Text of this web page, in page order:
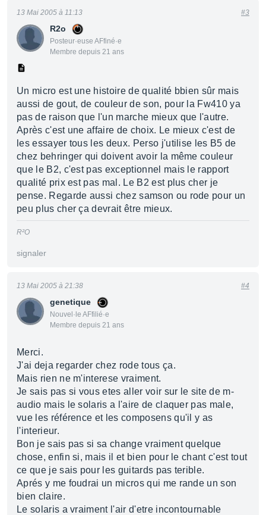
R2o
Posteur·euse AFfiné·e
Membre depuis 21 ans
13 Mai 2005 à 11:13 #3
Un micro est une histoire de qualité bbien sûr mais
aussi de gout, de couleur de son, pour la Fw410 ya
pas de raison que l'un marche mieux que l'autre.
Après c'est une affaire de choix. Le mieux c'est de
les essayer tous les deux. Perso j'utilise les B5 de
chez behringer qui doivent avoir la même couleur
que le B2, c'est pas exceptionnel mais le rapport
qualité prix est pas mal. Le B2 est plus cher je
pense. Regarde aussi chez samson ou rode pour un
peu plus cher ça devrait être mieux.
R²O
signaler
genetique
Nouvel·le AFfilié·e
Membre depuis 21 ans
13 Mai 2005 à 21:38 #4
Merci.
J'ai deja regarder chez rode tous ça.
Mais rien ne m'interese vraiment.
Je sais pas si vous etes aller voir sur le site de m-
audio mais le solaris a l'aire de claquer pas male,
vue les référence et les composens qu'il y as
l'interieur.
Bon je sais pas si sa change vraiment quelque
chose, enfin si, mais il et bien pour le chant c'est tout
ce que je sais pour les guitards pas terible.
Aprés y me foudrai un micros qui me rande un son
bien claire.
Le solaris a vraiment l'air d'etre incontournable